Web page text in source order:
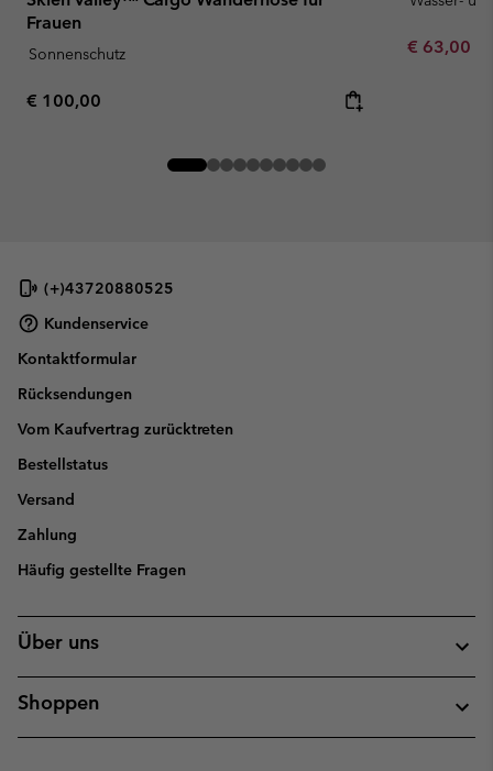
Frauen
Sonnenschutz
Regular price:
€ 100,00
Minimum
€ 63,00
(+)43720880525
Kundenservice
Kontaktformular
Rücksendungen
Vom Kaufvertrag zurücktreten
Bestellstatus
Versand
Zahlung
Häufig gestellte Fragen
Über uns
Shoppen